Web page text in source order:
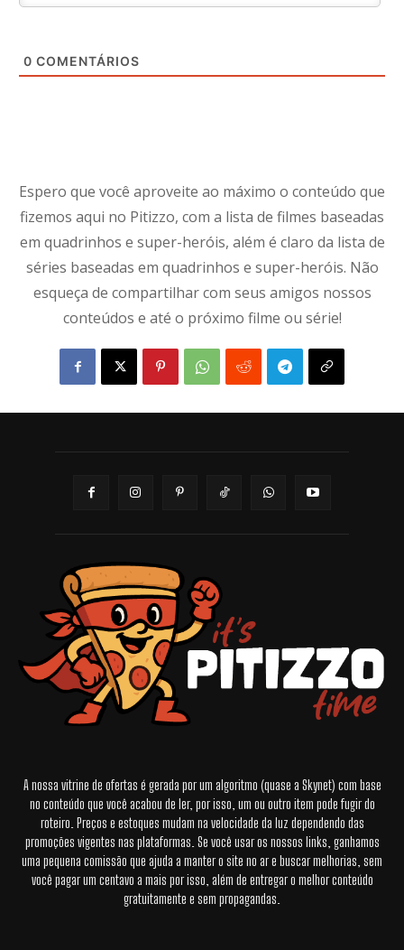
0 COMENTÁRIOS
Espero que você aproveite ao máximo o conteúdo que
fizemos aqui no Pitizzo, com a lista de filmes baseadas
em quadrinhos e super-heróis, além é claro da lista de
séries baseadas em quadrinhos e super-heróis. Não
esqueça de compartilhar com seus amigos nossos
conteúdos e até o próximo filme ou série!
A nossa vitrine de ofertas é gerada por um algoritmo (quase a Skynet) com base
no conteúdo que você acabou de ler, por isso, um ou outro item pode fugir do
roteiro. Preços e estoques mudam na velocidade da luz dependendo das
promoções vigentes nas plataformas. Se você usar os nossos links, ganhamos
uma pequena comissão que ajuda a manter o site no ar e buscar melhorias, sem
você pagar um centavo a mais por isso, além de entregar o melhor conteúdo
gratuitamente e sem propagandas.